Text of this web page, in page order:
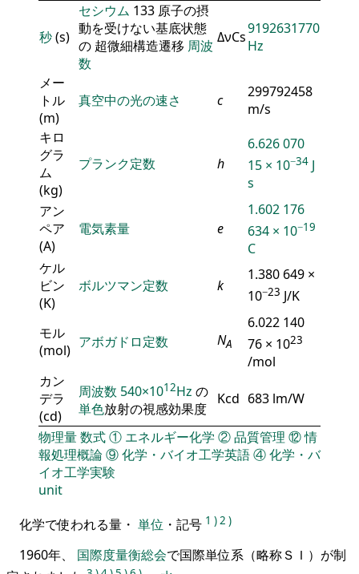
秒(s)
セシウム 133 原子の摂
動を受けない基底状態
の 超微細構造遷移 周波
数
ΔνCs9192631770
Hz
メー
トル
(m)
真空中の光の速さ c
299792458
m/s
キロ
グラ
ム
(kg)
プランク定数 h
6.626 070
15 × 10−34 J
s
アン
ペア
(A)
電気素量 e
1.602 176
634 × 10−19
C
ケル
ビン
(K)
ボルツマン定数 k
1.380 649 ×
10−23 J/K
モル
(mol) アボガドロ定数 NA
6.022 140
76 × 1023
/mol
カン
デラ
(cd)
周波数 540×1012Hz の
単色放射の視感効果度
Kcd 683 lm/W
物理量数式① エネルギー化学 ②品質管理 ⑫情
報処理概論⑨化学・バイオ工学英語④化学・バ
イオ工学実験
unit
化学で使われる量・ 単位 ・記号 1 )2 )
1960年、 国際度量衡総会で国際単位系（略称ＳＩ）が制